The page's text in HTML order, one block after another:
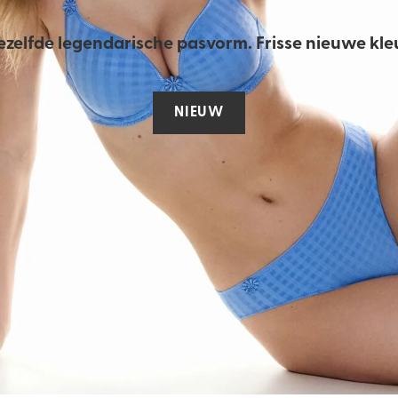
Vind mijn maat
legendarische pasvorm.​ Frisse nieuwe
NIEUW